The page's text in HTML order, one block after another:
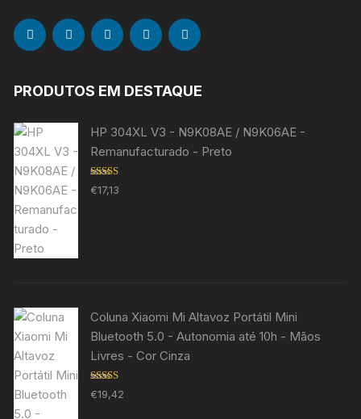
PRODUTOS EM DESTAQUE
HP 304XL V3 - N9K08AE / N9K06AE -
Remanufacturado - Preto
Avaliação
5.00 de 5
€17,13
Coluna Xiaomi Mi Altavoz Portátil Mini
Bluetooth 5.0 - Autonomia até 10h - Mãos
Livres - Cor Cinza
Avaliação
5.00de 5
€19,42